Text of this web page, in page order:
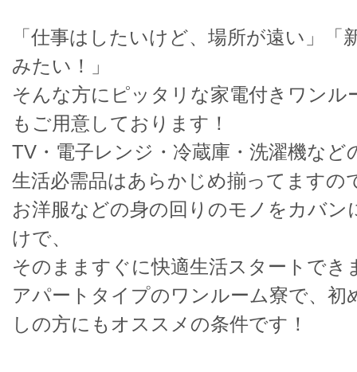
「仕事はしたいけど、場所が遠い」「
みたい！」
そんな方にピッタリな家電付きワンル
もご用意しております！
TV・電子レンジ・冷蔵庫・洗濯機など
生活必需品はあらかじめ揃ってますの
お洋服などの身の回りのモノをカバン
けで、
そのまますぐに快適生活スタートでき
アパートタイプのワンルーム寮で、初
しの方にもオススメの条件です！